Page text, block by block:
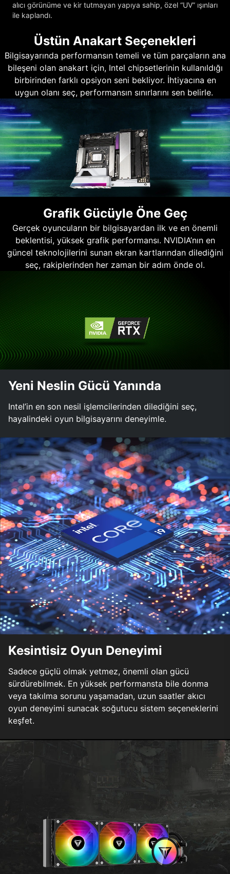
alıcı görünüme ve kir tutmayan yapıya sahip, özel “UV” ışınları
ile kaplandı.
Üstün Anakart Seçenekleri
Bilgisayarında performansın temeli ve tüm parçaların ana
bileşeni olan anakart için, Intel chipsetlerinin kullanıldığı
birbirinden farklı opsiyon seni bekliyor. İhtiyacına en
uygun olanı seç, performansın sınırlarını sen belirle.
Grafik Gücüyle Öne Geç
Gerçek oyuncuların bir bilgisayardan ilk ve en önemli
beklentisi, yüksek grafik performansı. NVIDIA’nın en
güncel teknolojilerini sunan ekran kartlarından dilediğini
seç, rakiplerinden her zaman bir adım önde ol.
Yeni Neslin Gücü Yanında
Intel’in en son nesil işlemcilerinden dilediğini seç,
hayalindeki oyun bilgisayarını deneyimle.
Kesintisiz Oyun Deneyimi
Sadece güçlü olmak yetmez, önemli olan gücü
sürdürebilmek. En yüksek performansta bile donma
veya takılma sorunu yaşamadan, uzun saatler akıcı
oyun deneyimi sunacak soğutucu sistem seçeneklerini
keşfet.